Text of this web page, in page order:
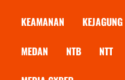
KEAMANAN KEJAGUNG
MEDAN NTB NTT